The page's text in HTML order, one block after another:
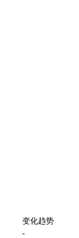
变化趋势
-